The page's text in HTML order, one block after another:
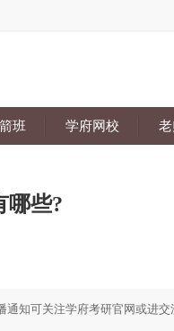
班 学府网校
哪些?
知可关注学府考研官网或进